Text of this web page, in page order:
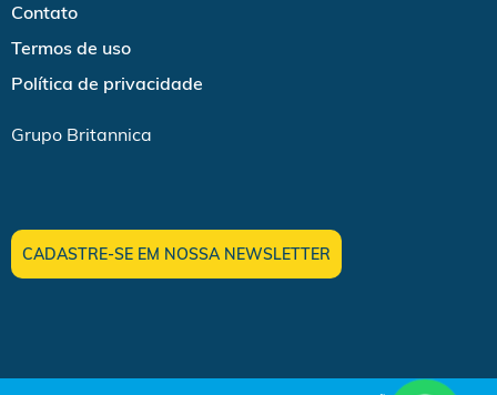
Contato
Termos de uso
Política de privacidade
Grupo Britannica
CADASTRE-SE EM NOSSA NEWSLETTER